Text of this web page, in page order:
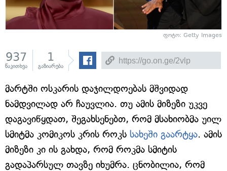
ფოტო: Getty Images
937
წაკითხვა
1
გაზიარება
მარტში ოსკარის დაჯილდოებას მშვიდად
ნამდვილად არ ჩაუვლია. თუ ამის მიზეზი უკვე
დაგავიწყდათ, შეგახსენებთ, რომ მსახიობმა უილ
სმიტმა კომიკოს კრის როკს სახეში გაარტყა. ამის
მიზეზი კი ის გახდა, რომ როკმა სმიტის
გადაპარსულ თავზე იხუმრა. ცნობილია, რომ